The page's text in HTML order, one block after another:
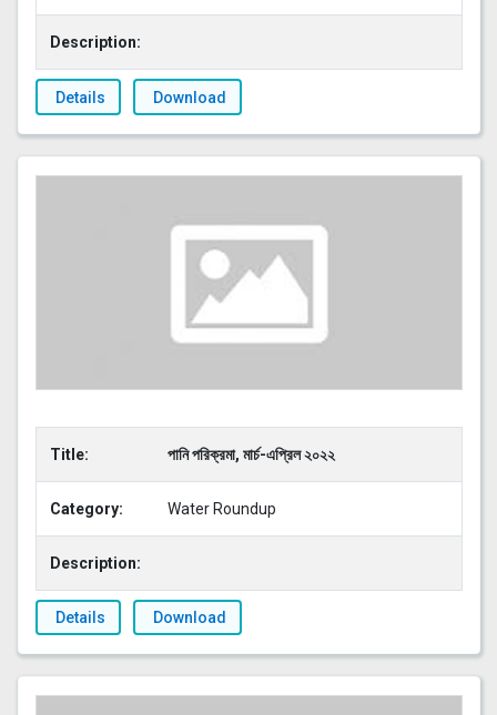
Description:
Details Download
Title: পানি পরিক্রমা, মার্চ-এপ্রিল ২০২২
Category: Water Roundup
Description:
Details Download